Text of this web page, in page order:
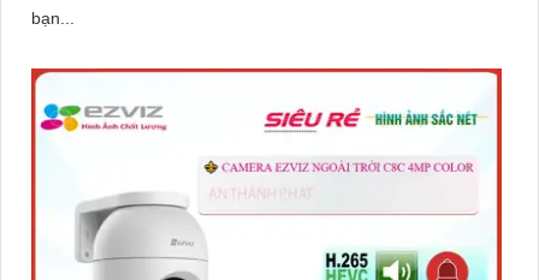
bạn...